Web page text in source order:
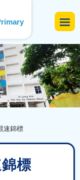
速錦標
標